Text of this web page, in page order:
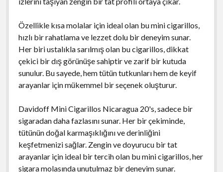
Özellikle kısa molalar için ideal olan bu mini cigarillos,
hızlı bir rahatlama ve lezzet dolu bir deneyim sunar.
Her biri ustalıkla sarılmış olan bu cigarillos, dikkat
çekici bir dış görünüşe sahiptir ve zarif bir kutuda
sunulur. Bu sayede, hem tütün tutkunları hem de keyif
arayanlar için mükemmel bir seçenek oluşturur.
Davidoff Mini Cigarillos Nicaragua 20's, sadece bir
sigaradan daha fazlasını sunar. Her bir çekiminde,
tütünün doğal karmaşıklığını ve derinliğini
keşfetmenizi sağlar. Zengin ve doyurucu bir tat
arayanlar için ideal bir tercih olan bu mini cigarillos, her
sigara molasında unutulmaz bir deneyim sunar.